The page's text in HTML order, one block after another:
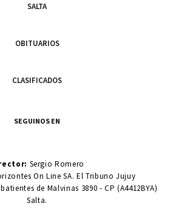
SALTA
OBITUARIOS
CLASIFICADOS
SEGUINOS EN
Sergio Romero
On Line SA. El Tribuno Jujuy
de Malvinas 3890 - CP (A4412BYA)
Salta.